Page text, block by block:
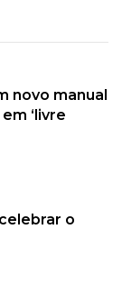
novo manual
‘livre
o